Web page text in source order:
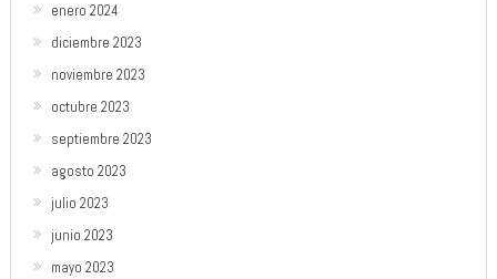
enero 2024
diciembre 2023
noviembre 2023
octubre 2023
septiembre 2023
agosto 2023
julio 2023
junio 2023
mayo 2023